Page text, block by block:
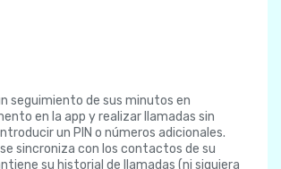
seguimiento de sus minutos en
en la app y realizar llamadas sin
un PIN o números adicionales.
sincroniza con los contactos de su
su historial de llamadas (ni siquiera